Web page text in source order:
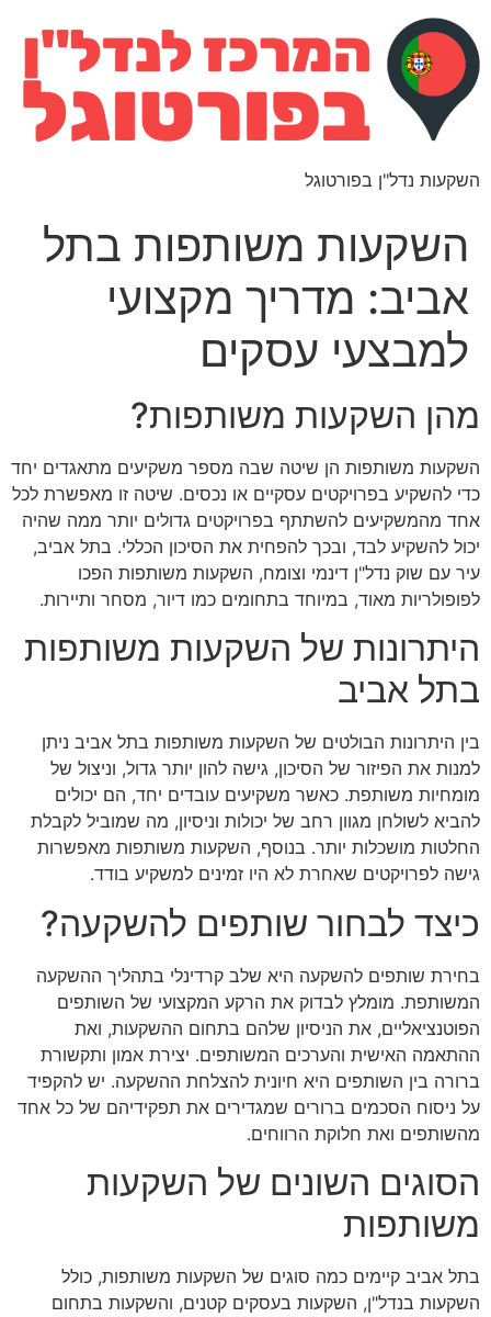
השקעות נדל"ן בפורטוגל
השקעות משותפות בתל
אביב: מדריך מקצועי
למבצעי עסקים
מהן השקעות משותפות?
השקעות משותפות הן שיטה שבה מספר משקיעים מתאגדים יחד
כדי להשקיע בפרויקטים עסקיים או נכסים. שיטה זו מאפשרת לכל
אחד מהמשקיעים להשתתף בפרויקטים גדולים יותר ממה שהיה
יכול להשקיע לבד, ובכך להפחית את הסיכון הכללי. בתל אביב,
עיר עם שוק נדל"ן דינמי וצומח, השקעות משותפות הפכו
לפופולריות מאוד, במיוחד בתחומים כמו דיור, מסחר ותיירות.
היתרונות של השקעות משותפות
בתל אביב
בין היתרונות הבולטים של השקעות משותפות בתל אביב ניתן
למנות את הפיזור של הסיכון, גישה להון יותר גדול, וניצול של
מומחיות משותפת. כאשר משקיעים עובדים יחד, הם יכולים
להביא לשולחן מגוון רחב של יכולות וניסיון, מה שמוביל לקבלת
החלטות מושכלות יותר. בנוסף, השקעות משותפות מאפשרות
גישה לפרויקטים שאחרת לא היו זמינים למשקיע בודד.
כיצד לבחור שותפים להשקעה?
בחירת שותפים להשקעה היא שלב קרדינלי בתהליך ההשקעה
המשותפת. מומלץ לבדוק את הרקע המקצועי של השותפים
הפוטנציאליים, את הניסיון שלהם בתחום ההשקעות, ואת
ההתאמה האישית והערכים המשותפים. יצירת אמון ותקשורת
ברורה בין השותפים היא חיונית להצלחת ההשקעה. יש להקפיד
על ניסוח הסכמים ברורים שמגדירים את תפקידיהם של כל אחד
מהשותפים ואת חלוקת הרווחים.
הסוגים השונים של השקעות
משותפות
בתל אביב קיימים כמה סוגים של השקעות משותפות, כולל
השקעות בנדל"ן, השקעות בעסקים קטנים, והשקעות בתחום